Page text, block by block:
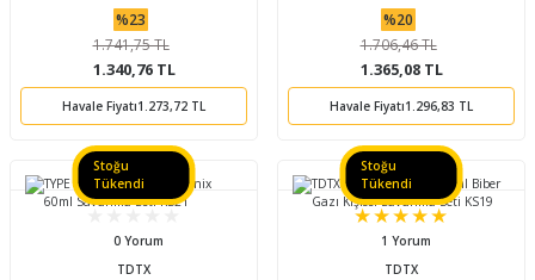
%23
1.741,75 TL
1.340,76 TL
Havale Fiyatı1.273,72 TL
%20
1.706,46 TL
1.365,08 TL
Havale Fiyatı1.296,83 TL
Stoğu
Tükendi
0 Yorum
TDTX
Stoğu
Tükendi
1 Yorum
TDTX